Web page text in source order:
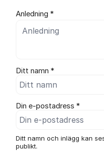
Anledning *
Ditt namn *
Din e-postadress *
Ditt namn och inlägg kan
publikt.